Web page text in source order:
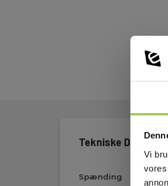
Vi
Tekniske Data
Spænding